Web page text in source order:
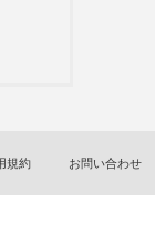
規約 お問い合わせ